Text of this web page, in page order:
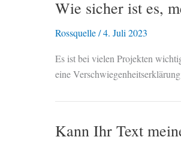
Wie sicher ist es,
Rossquelle/4. Juli 2023
Es ist bei vielen Projekten
eine
Kann Ihr Text